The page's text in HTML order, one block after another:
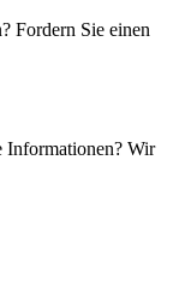
Fordern Sie einen
Informationen? Wir